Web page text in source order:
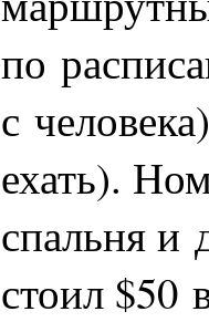
по
с
ехать).
спальня и
стоил $50